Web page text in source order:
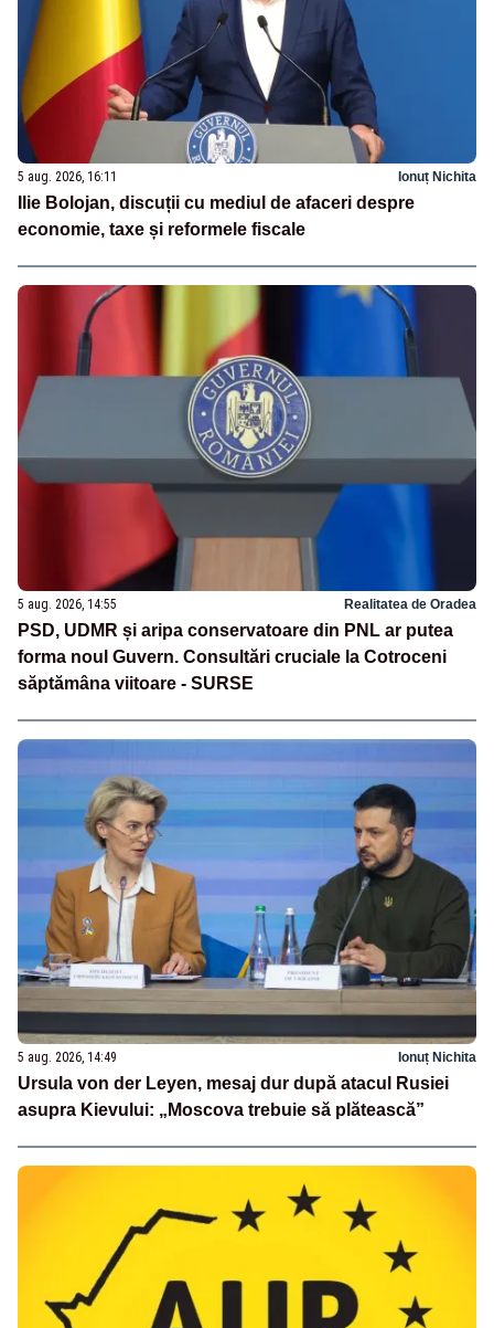
5 aug. 2026, 16:11 Ionuț Nichita
Ilie Bolojan, discuții cu mediul de afaceri despre
economie, taxe și reformele fiscale
5 aug. 2026, 14:55 Realitatea de Oradea
PSD, UDMR și aripa conservatoare din PNL ar putea
forma noul Guvern. Consultări cruciale la Cotroceni
săptămâna viitoare - SURSE
5 aug. 2026, 14:49 Ionuț Nichita
Ursula von der Leyen, mesaj dur după atacul Rusiei
asupra Kievului: „Moscova trebuie să plătească”